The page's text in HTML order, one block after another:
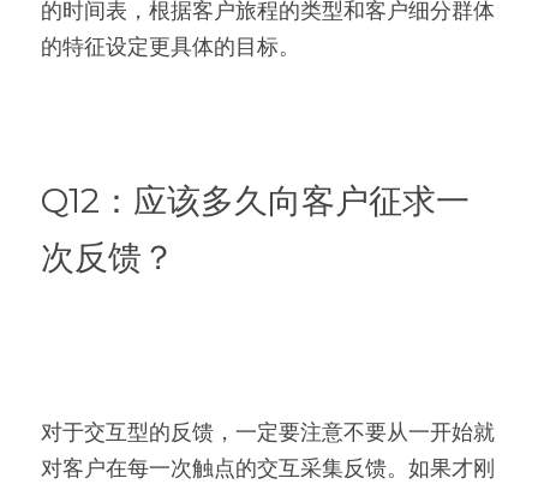
的时间表，根据客户旅程的类型和客户细分群体
的特征设定更具体的目标。
Q12：应该多久向客户征求一
次反馈？
对于交互型的反馈，一定要注意不要从一开始就
对客户在每一次触点的交互采集反馈。如果才刚